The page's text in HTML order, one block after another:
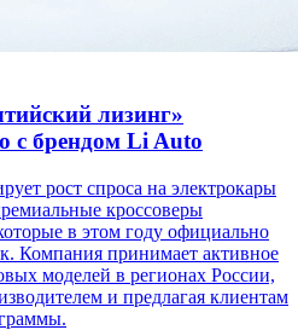
лизинг»
с брендом Li Auto
рост спроса на электрокары
кроссоверы
в этом году официально
Компания принимает активное
моделей в регионах России,
и предлагая клиентам